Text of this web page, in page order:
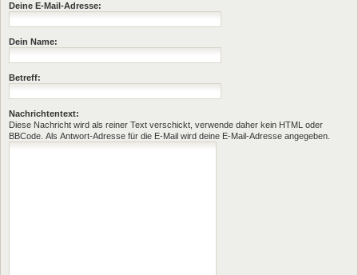
Deine E-Mail-Adresse:
Dein Name:
Betreff:
Nachrichtentext:
Diese Nachricht wird als reiner Text verschickt, verwende daher kein HTML oder
BBCode. Als Antwort-Adresse für die E-Mail wird deine E-Mail-Adresse angegeben.